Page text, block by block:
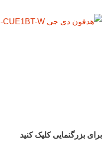
برای بزرگنمایی کلیک کنید